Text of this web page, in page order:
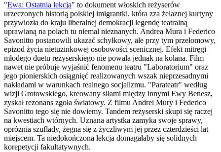
"Ewa: Ostatnia lekcja" to dokument włoskich reżyserów
urzeczonych historią polskiej imigrantki, która zza żelaznej kurtyny
przywiozła do kraju liberalnej demokracji legendę teatralną
uprawianą na polach tu niemal nieznanych. Andrea Mura i Federico
Savonitto postanowili ukazać schyłkowy, ale przy tym przełomowy,
epizod życia nietuzinkowej osobowości scenicznej. Efekt mitręgi
młodego duetu reżyserskiego nie powala jednak na kolana. Film
nawet nie próbuje wyjaśnić fenomenu teatru "Laboratorium" oraz
jego pionierskich osiągnięć realizowanych wszak nieprzesadnymi
nakładami w warunkach realnego socjalizmu. "Parateatr" według
wizji Grotowskiego, kreowany siłami między innymi Ewy Benesz,
zyskał rezonans zgoła światowy. Z filmu Andrei Mury i Federico
Savonitto tego się nie dowiemy. Tandem reżyserski skupi się raczej
na kwestiach wtórnych. Uznana artystka zamyka swoje sprawy,
opróżnia szuflady, żegna się z życzliwym jej przez czterdzieści lat
miejscem. Ta niedokończona lekcja domagałaby się solidnych
korepetycji fakultatywnych.